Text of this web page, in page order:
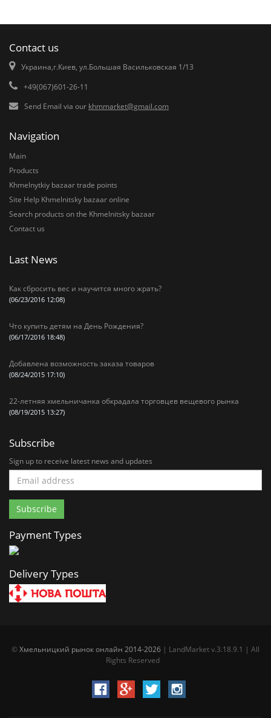
Contact us
Украина,г.Киев, ул.Большая Васильковская 1/13
+49(067)601-26-11
Send Email via our khmmarket@gmail.com
Navigation
Main
Products
Khmelnytkiy bazaar trade points
Site Help Khmelnitsky bazaar online
Search products on the Khmelnitsky bazaar
Contact us
Last News
Как сбросить вес и научится много жрать?
(06/23/2016 12:08)
Что купить детям на День Рождения?
(06/17/2016 18:48)
Добавлена возможность заказа товаров
(08/24/2015 17:10)
22-летняя хмельничанка обкрадала торговцев вещевого рынка
(08/19/2015 13:27)
Subscribe
Sign up to receive latest news and updates
Payment Types
Delivery Types
©Хмельницкий рынок онлайн 2014-2026 | LandMarket v.3.18.9.1 | All
Rights Reserved